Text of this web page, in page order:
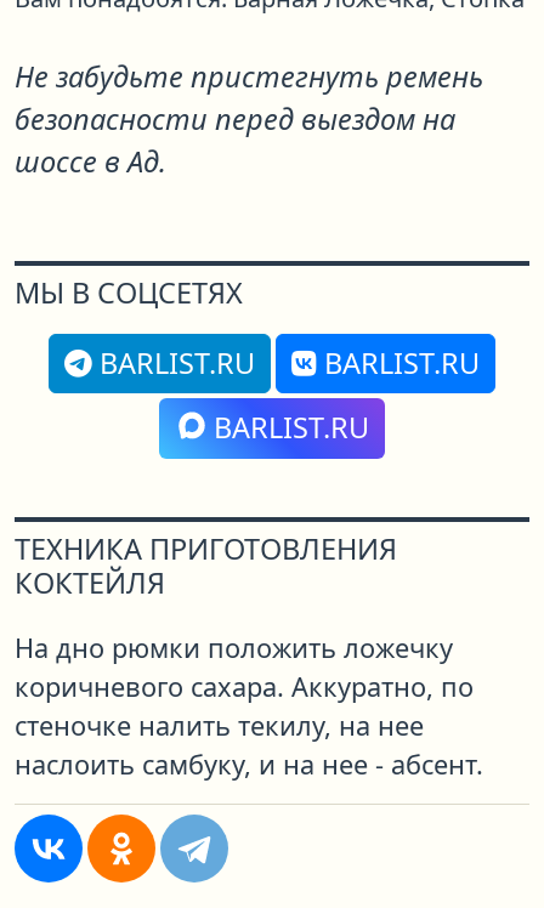
Не забудьте пристегнуть ремень
безопасности перед выездом на
шоссе в Ад.
МЫ В СОЦСЕТЯХ
BARLIST.RU
BARLIST.RU
BARLIST.RU
ТЕХНИКА ПРИГОТОВЛЕНИЯ
КОКТЕЙЛЯ
На дно рюмки положить ложечку
коричневого сахара. Аккуратно, по
стеночке налить текилу, на нее
наслоить самбуку, и на нее - абсент.